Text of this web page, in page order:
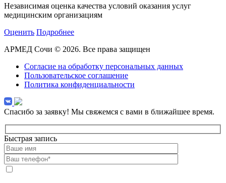
Независимая оценка качества условий оказания услуг
медицинским организациям
Оценить Подробнее
АРМЕД Сочи © 2026. Все права защищен
Согласие на обработку персональных данных
Пользовательское соглашение
Политика конфиденциальности
Спасибо за заявку! Мы свяжемся с вами в ближайшее время.
Быстрая запись